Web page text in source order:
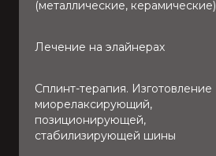
(металлические, керамические)
Лечение на элайнерах
Сплинт-терапия. Изготовление
миорелаксирующий,
позиционирующей,
стабилизирующей шины